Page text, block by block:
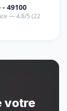
49100
— 4.8/5 (22
votre